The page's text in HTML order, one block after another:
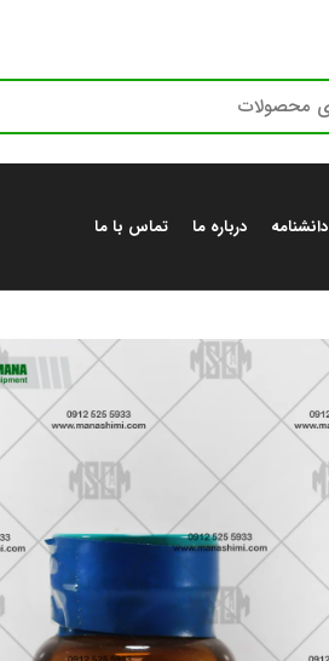
دانشنامه درباره ما تماس با ما